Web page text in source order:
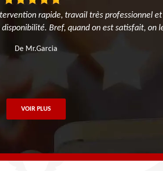
rapide, travail très professionnel
Bref, quand on est satisfait, on
De Mr.Garcia
VOIR PLUS